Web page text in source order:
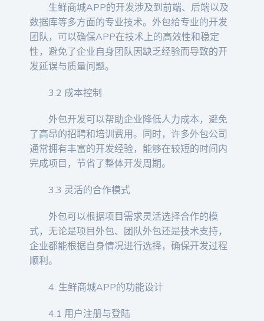
生鲜商城APP的开发涉及到前端、后端以及
数据库等多方面的专业技术。外包给专业的开发
团队，可以确保APP在技术上的高效性和稳定
性，避免了企业自身团队因缺乏经验而导致的开
发延误与质量问题。
3.2 成本控制
外包开发可以帮助企业降低人力成本，避免
了高昂的招聘和培训费用。同时，许多外包公司
通常拥有丰富的开发经验，能够在较短的时间内
完成项目，节省了整体开发周期。
3.3 灵活的合作模式
外包可以根据项目需求灵活选择合作的模
式，无论是项目外包、团队外包还是技术支持，
企业都能根据自身情况进行选择，确保开发过程
顺利。
4. 生鲜商城APP的功能设计
4.1 用户注册与登陆